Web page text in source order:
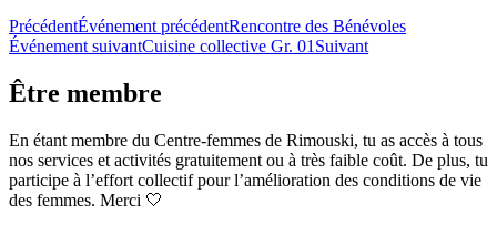
PrécédentÉvénement précédentRencontre des Bénévoles
Événement suivantCuisine collective Gr. 01 Suivant
Être membre
En étant membre du Centre-femmes de Rimouski, tu as accès à tous
nos services et activités gratuitement ou à très faible coût. De plus, tu
participe à l’effort collectif pour l’amélioration des conditions de vie
des femmes. Merci 🤍